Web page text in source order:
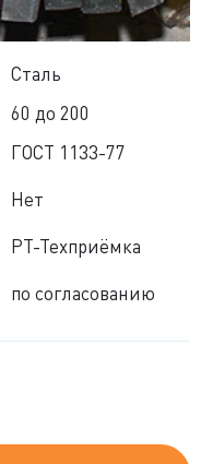
Сталь
60 до 200
ГОСТ 1133-77
Нет
РТ-Техприёмка
по согласованию